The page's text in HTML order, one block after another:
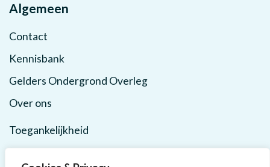
Algemeen
Contact
Kennisbank
Gelders Ondergrond Overleg
Over ons
Toegankelijkheid